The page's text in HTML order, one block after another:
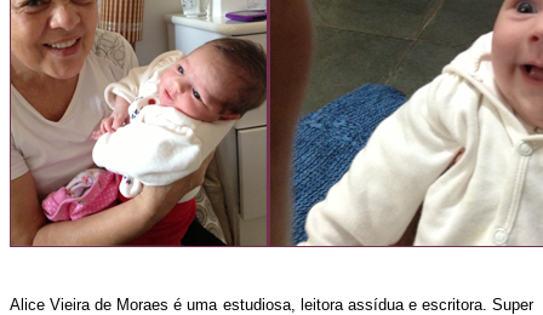
Alice Vieira de Moraes é uma estudiosa, leitora assídua e escritora. Super